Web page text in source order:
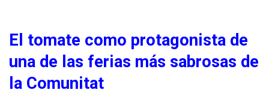
El tomate como protagonista de
una de las ferias más sabrosas de
la Comunitat